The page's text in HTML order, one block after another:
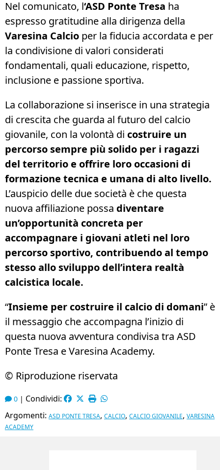
Nel comunicato, l‘ASD Ponte Tresa ha
espresso gratitudine alla dirigenza della
Varesina Calcio per la fiducia accordata e per
la condivisione di valori considerati
fondamentali, quali educazione, rispetto,
inclusione e passione sportiva.
La collaborazione si inserisce in una strategia
di crescita che guarda al futuro del calcio
giovanile, con la volontà di costruire un
percorso sempre più solido per i ragazzi
del territorio e offrire loro occasioni di
formazione tecnica e umana di alto livello.
L’auspicio delle due società è che questa
nuova affiliazione possa diventare
un’opportunità concreta per
accompagnare i giovani atleti nel loro
percorso sportivo, contribuendo al tempo
stesso allo sviluppo dell’intera realtà
calcistica locale.
“Insieme per costruire il calcio di domani” è
il messaggio che accompagna l’inizio di
questa nuova avventura condivisa tra ASD
Ponte Tresa e Varesina Academy.
© Riproduzione riservata
0 | Condividi:
Argomenti: ASD PONTE TRESA, CALCIO, CALCIO GIOVANILE, VARESINA
ACADEMY